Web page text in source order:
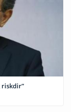
riskdir”